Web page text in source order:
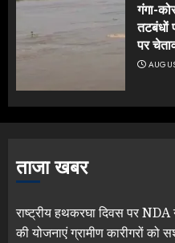
गंगा-
तटबंधों
पर
ताजा खबर
राष्ट्रीय हथकरघा दिवस पर
की योजनाएं ग्रामीण कारीगरों को